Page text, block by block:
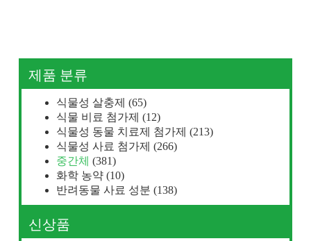
제품 분류
식물성 살충제 (65)
식물 비료 첨가제 (12)
식물성 동물 치료제 첨가제 (213)
식물성 사료 첨가제 (266)
중간체 (381)
화학 농약 (10)
반려동물 사료 성분 (138)
신상품